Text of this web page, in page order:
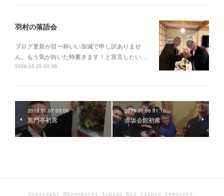
羽村の落語会
ブログ更新が目一杯いい加減で申し訳ありませ
ん。もう気が向いた時書きます！と宣言したい…
2026.03.25 00:36
2019.01.07 03:00
黒門亭初席
2019.01.06 01:16
赤坂会館初席
Copyright ©Syunputei-Ichizo All rights reserved.